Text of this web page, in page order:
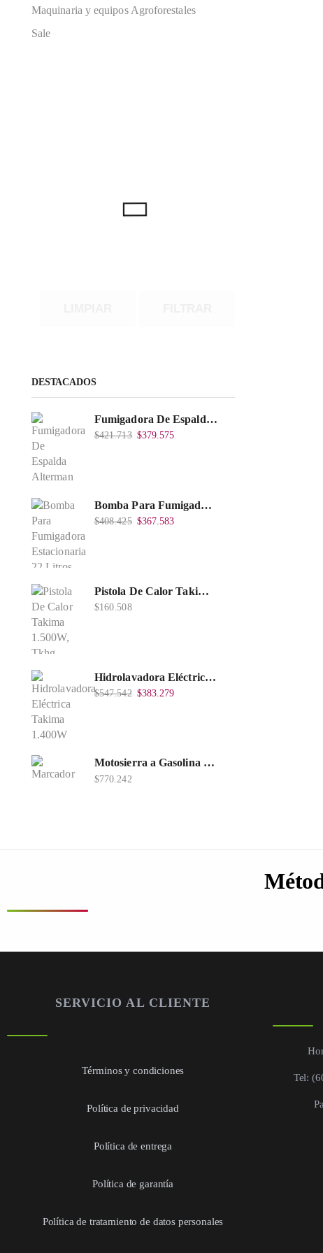
Maquinaria y equipos Agroforestales
Sale
DESTACADOS
Fumigadora De Espalda Alterman A Baterí­a 12V/12Ah, 20Litros, Xkes20.
$421.713 $379.575
Bomba Para Fumigadora Estacionaria 22 Litros, Xp22-I.
$408.425 $367.583
Pistola De Calor Takima 1.500W, Tkhg-1500.
$160.508
Hidrolavadora Eléctrica Takima 1.400W 1.600Psi, Tkepw-1600-A.
$547.542 $383.279
Motosierra a Gasolina 52 Barra 20'' PD
$770.242
SERVICIO AL CLIENTE
Términos y condiciones
Política de privacidad
Política de entrega
Política de garantía
Política de tratamiento de datos personales
Tel: